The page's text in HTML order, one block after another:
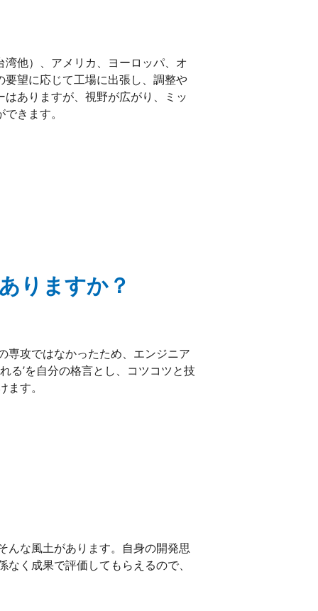
他）、アメリカ、ヨーロッパ、オ
望に応じて工場に出張し、調整や
ありますが、視野が広がり、ミッ
きます。
りますか？
専攻ではなかったため、エンジニア
る’を自分の格言とし、コツコツと技
す。
んな風土があります。自身の開発思
く成果で評価してもらえるので、